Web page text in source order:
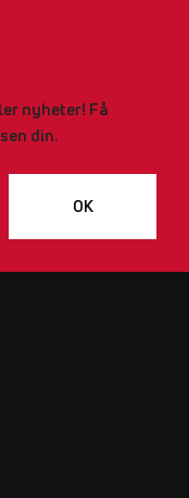
nyheter! Få
din.
OK